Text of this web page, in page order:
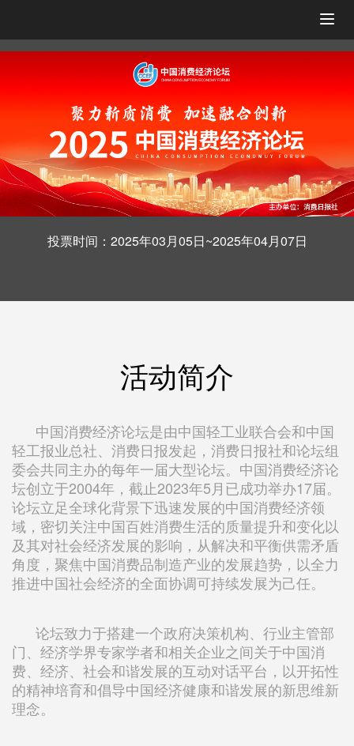
投票时间：2025年03月05日~2025年04月07日
活动简介
中国消费经济论坛是由中国轻工业联合会和中国
轻工报业总社、消费日报发起，消费日报社和论坛组
委会共同主办的每年一届大型论坛。中国消费经济论
坛创立于2004年，截止2023年5月已成功举办17届。
论坛立足全球化背景下迅速发展的中国消费经济领
域，密切关注中国百姓消费生活的质量提升和变化以
及其对社会经济发展的影响，从解决和平衡供需矛盾
角度，聚焦中国消费品制造产业的发展趋势，以全力
推进中国社会经济的全面协调可持续发展为己任。
论坛致力于搭建一个政府决策机构、行业主管部
门、经济学界专家学者和相关企业之间关于中国消
费、经济、社会和谐发展的互动对话平台，以开拓性
的精神培育和倡导中国经济健康和谐发展的新思维新
理念。